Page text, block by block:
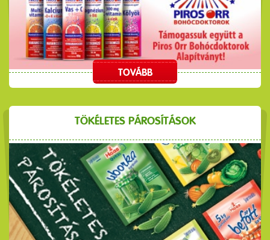
TOVÁBB
TÖKÉLETES PÁROSÍTÁSOK